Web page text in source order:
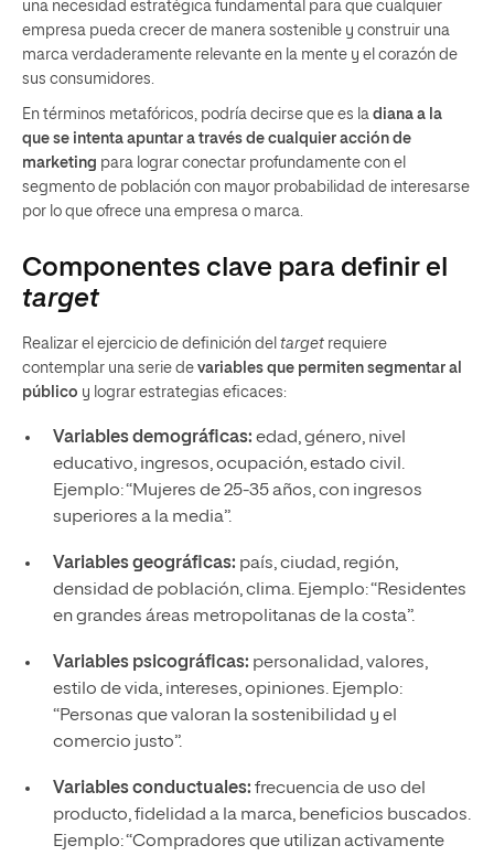
una necesidad estratégica fundamental para que cualquier
empresa pueda crecer de manera sostenible y construir una
marca verdaderamente relevante en la mente y el corazón de
sus consumidores.
En términos metafóricos, podría decirse que es la diana a la
que se intenta apuntar a través de cualquier acción de
marketing para lograr conectar profundamente con el
segmento de población con mayor probabilidad de interesarse
por lo que ofrece una empresa o marca.
Componentes clave para definir el
target
Realizar el ejercicio de definición del target requiere
contemplar una serie de variables que permiten segmentar al
público y lograr estrategias eficaces:
Variables demográficas: edad, género, nivel
educativo, ingresos, ocupación, estado civil.
Ejemplo: “Mujeres de 25-35 años, con ingresos
superiores a la media”.
Variables geográficas: país, ciudad, región,
densidad de población, clima. Ejemplo: “Residentes
en grandes áreas metropolitanas de la costa”.
Variables psicográficas: personalidad, valores,
estilo de vida, intereses, opiniones. Ejemplo:
“Personas que valoran la sostenibilidad y el
comercio justo”.
Variables conductuales: frecuencia de uso del
producto, fidelidad a la marca, beneficios buscados.
Ejemplo: “Compradores que utilizan activamente